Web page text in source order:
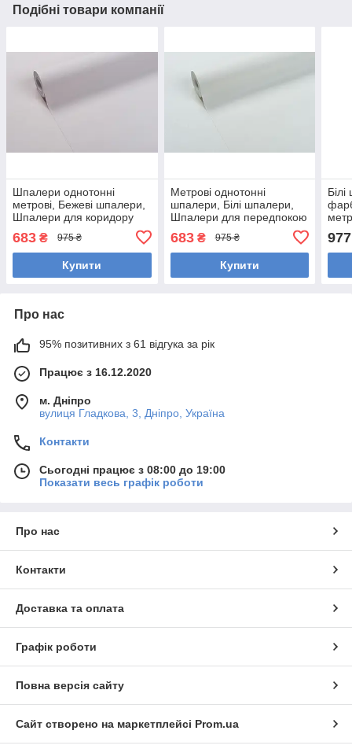
Подібні товари компанії
Шпалери однотонні
метрові, Бежеві шпалери,
Шпалери для коридору
(1,06х10,05м)
683 ₴ 975 ₴
Купити
Метрові однотонні
шпалери, Білі шпалери,
Шпалери для передпокою
(1,06х10,05м)
683₴ 975 ₴
Купити
977
Про нас
95% позитивних з 61 відгука за рік
Працює з 16.12.2020
м. Дніпро
вулиця Гладкова, 3, Дніпро, Україна
Контакти
Сьогодні працює з 08:00 до 19:00
Показати весь графік роботи
Про нас
Контакти
Доставка та оплата
Графік роботи
Повна версія сайту
Сайт створено на маркетплейсі Prom.ua